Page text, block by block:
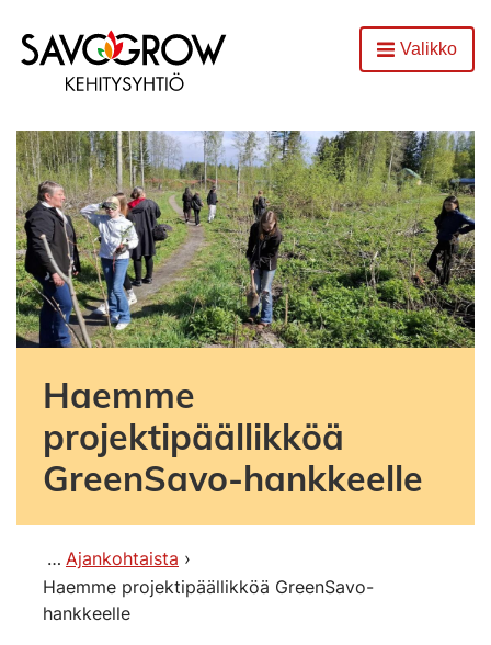
Etusivu
AvaaValikko
Haemme
projektipäällikköä
GreenSavo-hankkeelle
Ajankohtaista
Haemme projektipäällikköä GreenSavo-
hankkeelle